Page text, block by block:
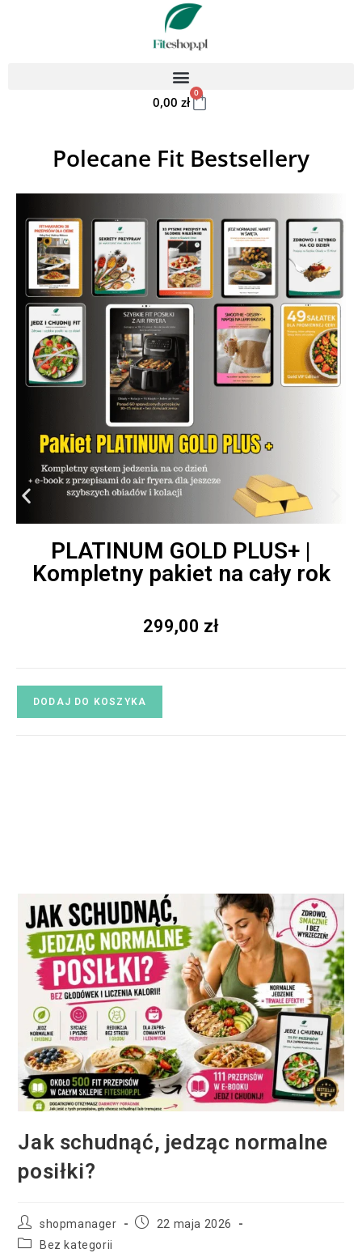
0,00 zł
0
Polecane Fit Bestsellery
PLATINUM GOLD PLUS+ |
Kompletny pakiet na cały rok
299,00 zł
DODAJ DO KOSZYKA
Jak schudnąć, jedząc normalne
posiłki?
shopmanager
22 maja 2026
Bez kategorii